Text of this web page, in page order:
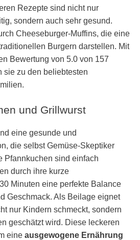
Rezepte sind nicht nur
sondern auch sehr gesund.
Cheeseburger-Muffins, die eine
Burgern darstellen. Mit
Bewertung von 5.0 von 157
sie zu den beliebtesten
und Grillwurst
eine gesunde und
die selbst Gemüse-Skeptiker
Pfannkuchen sind einfach
durch ihre kurze
Minuten eine perfekte Balance
Geschmack. Als Beilage eignet
nur Kindern schmeckt, sondern
geschätzt wird. Diese leckeren
eine ausgewogene Ernährung